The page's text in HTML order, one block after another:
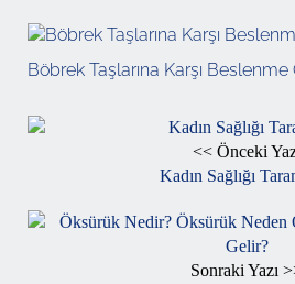
Böbrek Taşlarına Karşı Beslenme
<< Önceki
Kadın Sağlığı
Sonraki Yazı